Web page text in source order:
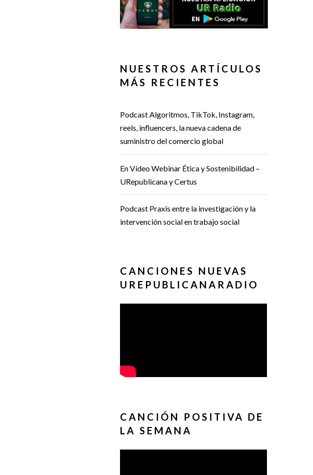
NUESTROS ARTÍCULOS
MÁS RECIENTES
Podcast Algoritmos, TikTok, Instagram,
reels, influencers, la nueva cadena de
suministro del comercio global
En Vídeo Webinar Ética y Sostenibilidad –
URepublicana y Certus
Podcast Praxis entre la investigación y la
intervención social en trabajo social
CANCIONES NUEVAS
UREPUBLICANARADIO
CANCIÓN POSITIVA DE
LA SEMANA